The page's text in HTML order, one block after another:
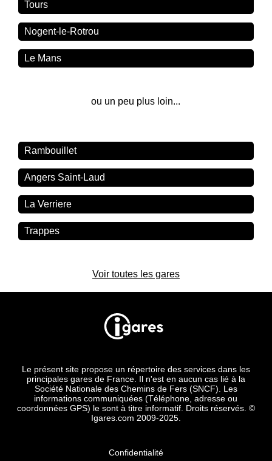
Tours
Nogent-le-Rotrou
Le Mans
ou un peu plus loin...
Rambouillet
Angers Saint-Laud
La Verriere
Trappes
Voir toutes les gares
Le présent site propose un répertoire des services dans les
principales gares de France. Il n'est en aucun cas lié à la
Société Nationale des Chemins de Fers (SNCF). Les
informations communiquées (Téléphone, adresse ou
coordonnées GPS) le sont à titre informatif. Droits réservés. ©
Igares.com 2009-2025.
Confidentialité